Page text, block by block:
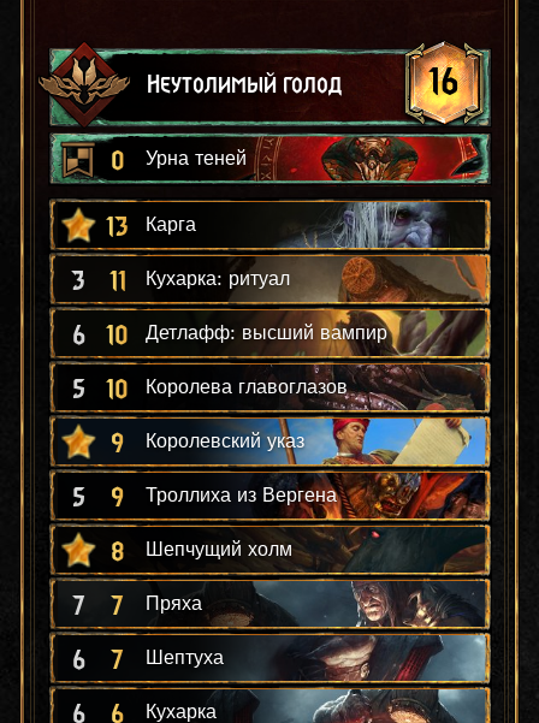
Неутолимый голод 16
0 Урна теней
13 Карга
3 11 Кухарка: ритуал
6 10 Детлафф: высший вампир
5 10 Королева главоглазов
9 Королевский указ
5 9 Троллиха из Вергена
8 Шепчущий холм
7 7 Пряха
6 7 Шептуха
6 6 Кухарка